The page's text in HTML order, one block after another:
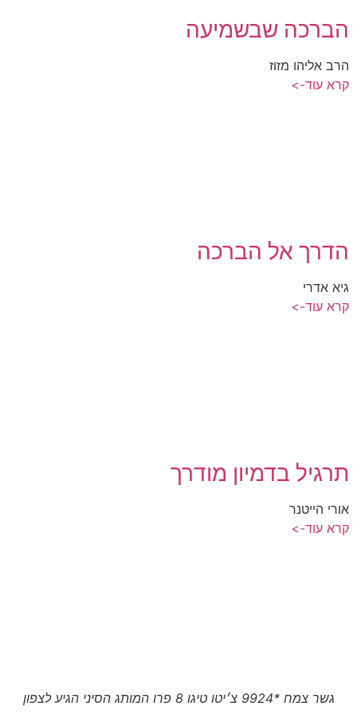
הברכה שבשמיעה
הרב אליהו מזוז
קרא עוד->
הדרך אל הברכה
גיא אדרי
קרא עוד->
תרגיל בדמיון מודרך
אורי הייטנר
קרא עוד->
גשר צמח *9924 צ׳יטו טיגו 8 פרו המותג הסיני הגיע לצפון